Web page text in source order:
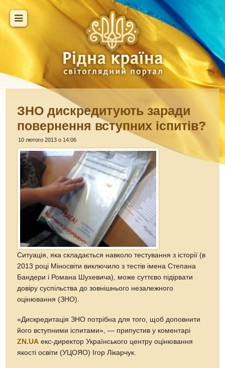
ЗНО дискредитують заради
повернення вступних іспитів?
10 лютого 2013 о 14:06
Ситуація, яка складається навколо тестування з історії (в
2013 році Міносвіти виключило з тестів імена Степана
Бандери і Романа Шухевича), може суттєво підірвати
довіру суспільства до зовнішнього незалежного
оцінювання (ЗНО).
«Дискредитація ЗНО потрібна для того, щоб доповнити
його вступними іспитами», — припустив у коментарі
ZN.UA екс-директор Українського центру оцінювання
якості освіти (УЦОЯО) Ігор Лікарчук.